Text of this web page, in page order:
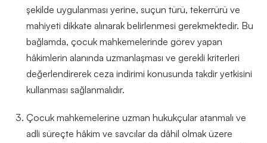
şekilde uygulanması yerine, suçun türü, tekerrürü ve
mahiyeti dikkate alınarak belirlenmesi gerekmektedir. Bu
bağlamda, çocuk mahkemelerinde görev yapan
hâkimlerin alanında uzmanlaşması ve gerekli kriterleri
değerlendirerek ceza indirimi konusunda takdir yetkisini
kullanması sağlanmalıdır.
Çocuk mahkemelerine uzman hukukçular atanmalı ve
adli süreçte hâkim ve savcılar da dâhil olmak üzere